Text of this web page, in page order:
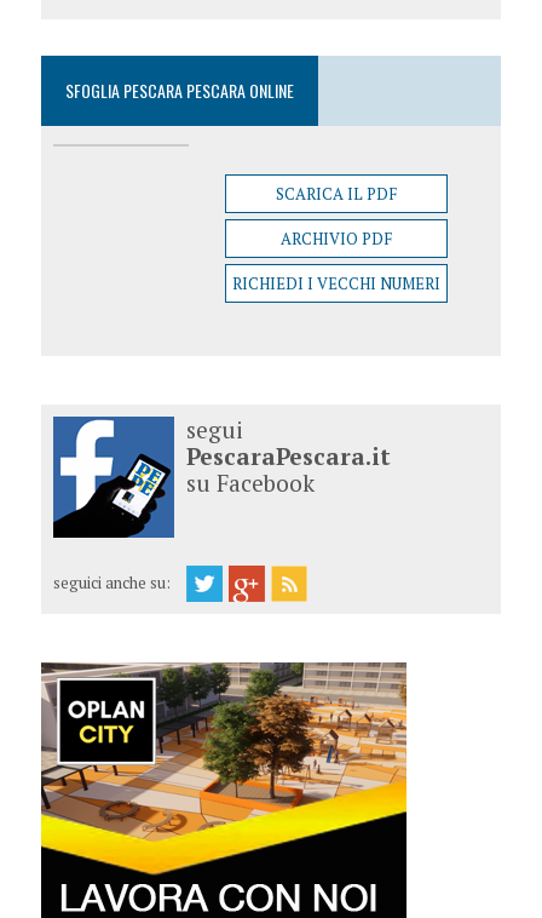
SFOGLIA PESCARA PESCARA ONLINE
SCARICA IL PDF
ARCHIVIO PDF
RICHIEDI I VECCHI NUMERI
segui
PescaraPescara.it
su Facebook
seguici anche su: